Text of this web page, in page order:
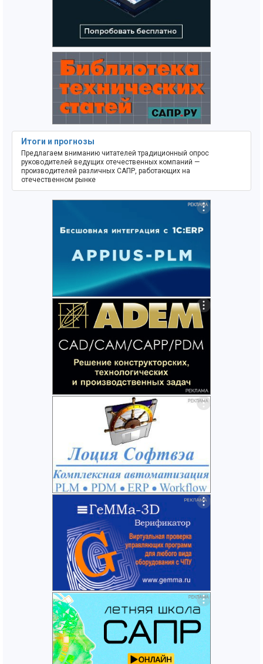
Итоги и прогнозы
Предлагаем вниманию читателей традиционный опрос
руководителей ведущих отечественных компаний —
производителей различных САПР, работающих на
отечественном рынке